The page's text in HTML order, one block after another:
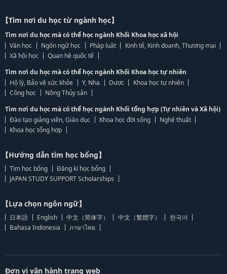
【Tìm nơi du học từ ngành học】
Tìm nơi du học mà có thể học ngành Khối Khoa học xã hội
Văn học
Ngôn ngữ học Pháp luật
Kinh tế, Kinh doanh, Thương mại
Xã hội học
Quan hệ quốc tế
Tìm nơi du học mà có thể học ngành Khối Khoa học tự nhiên
Hộ lý, Bảo vệ sức khỏe
Y, Nha Dược
Khoa học tự nhiên
Công học
Nông Thủy sản
Tìm nơi du học mà có thể học ngành Khối tổng hợp (Tự nhiên và Xã hội)
Đào tạo giảng viên, Giáo dục
Khoa học đời sống
Nghệ thuật
Khoa học tổng hợp
【Hướng dẫn tìm học bổng】
Tìm học bổng
Đăng kí học bổng
JAPAN STUDY SUPPORT Scholarships
【Lựa chọn ngôn ngữ】
日本語 English 中文（简体字） 中文（繁體字）
한국어
Bahasa Indonesia
ภาษาไทย
Đơn vị vận hành trang web